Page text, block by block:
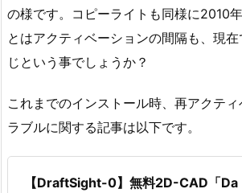
の様です。コピーライトも同様に2010
とはアクティベーションの間隔も、現
じという事でしょうか？
これまでのインストール時、再アクティ
ラブルに関する記事は以下です。
【DraftSight-0】無料2D-CAD「Da